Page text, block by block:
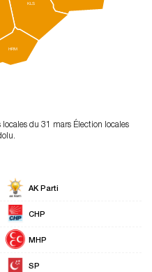
KLS
HRM
du 31 mars Élection locales
AK Parti
CHP
MHP
SP